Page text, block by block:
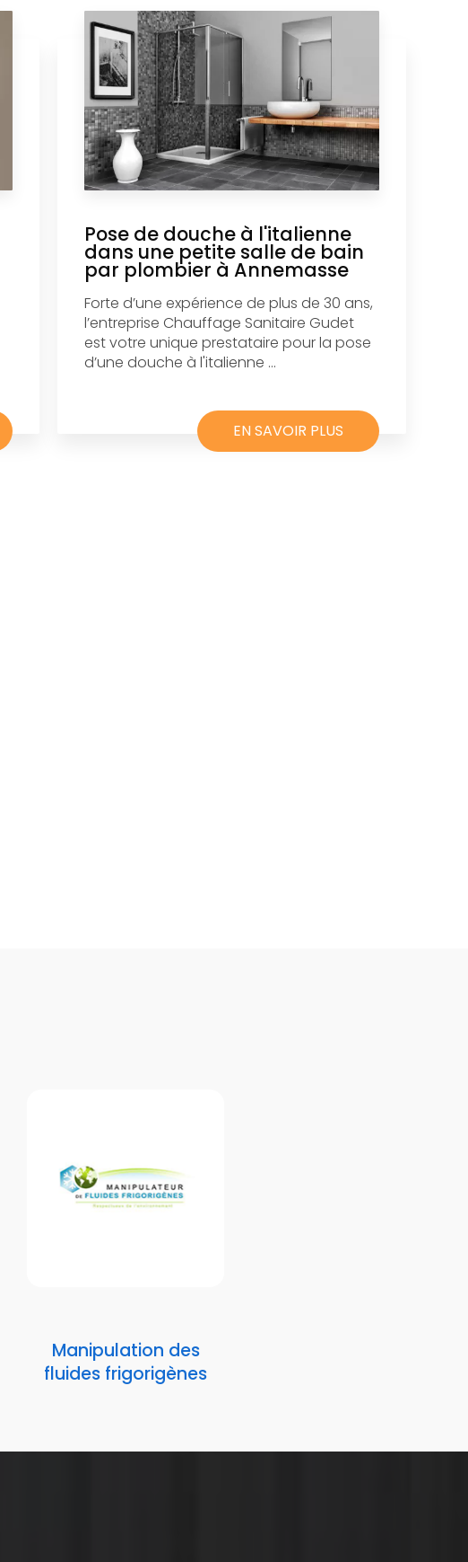
Pose de douche à l'italienne
dans une petite salle de bain
par plombier à Annemasse
Forte d’une expérience de plus de 30 ans,
l’entreprise Chauffage Sanitaire Gudet
est votre unique prestataire pour la pose
d’une douche à l'italienne ...
EN SAVOIR PLUS
Manipulation des
fluides frigorigènes